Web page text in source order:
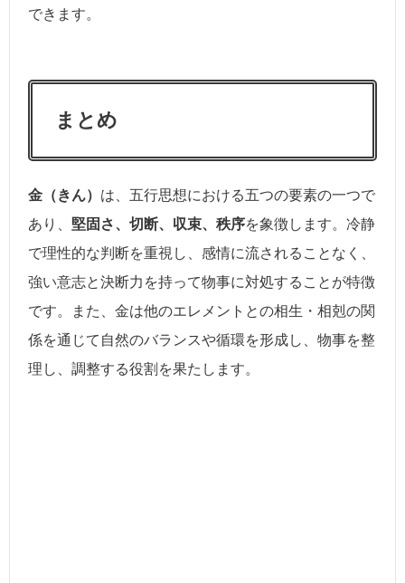
できます。
まとめ
金（きん） は、五行思想における五つの要素の一つで
あり、 堅固さ、切断、収束、秩序を象徴します。冷静
で理性的な判断を重視し、感情に流されることなく、
強い意志と決断力を持って物事に対処することが特徴
です。また、金は他のエレメントとの相生・相剋の関
係を通じて自然のバランスや循環を形成し、物事を整
理し、調整する役割を果たします。